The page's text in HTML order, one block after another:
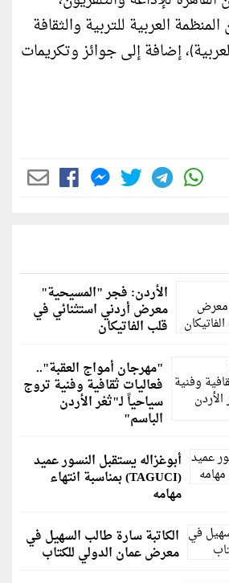
العربية للتربية والثقافة
إضافة إلى جوائز وتكريمات
الأردن: فجر "المسيحية"
معرض أردني استثنائي في
قلب الفاتيكان
"مهرجان أمواج العقبة"..
فعاليات ثقافية وفنية تروج
سياحياً لـ"ثغر الأردن
الباسم"
أبوغزاله يستقبل النسور عميد
(TAGUCI) بمناسبة انتهاء
مهامه
الكاتبة سارة طالب السهيل في
معرض عمان الدولي للكتاب